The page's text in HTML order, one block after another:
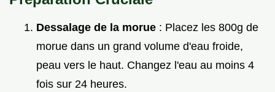
Dessalage de la morue : Placez les 800g de
morue dans un grand volume d'eau froide,
peau vers le haut. Changez l'eau au moins 4
fois sur 24 heures.